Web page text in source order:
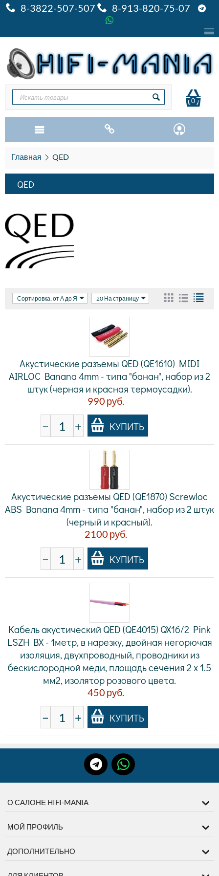
8-3822-507-507 8-913-820-75-07
0
Главная QED
QED
Сортировка: от А до Я 20 На страницу
Акустические разъемы QED (QE1610) MIDI
AIRLOC Banana 4mm - типа "банан", набор из 2
штук (черная и красная термоусадки).
990 руб.
− + КУПИТЬ
Акустические разъемы QED (QE1870) Screwloc
ABS Banana 4mm - типа "банан", набор из 2 штук
(черный и красный).
2100 руб.
− + КУПИТЬ
Кабель акустический QED (QE4015) QX16/2 Pink
LSZH BX - 1метр, в нарезку, двойная негорючая
изоляция, двухпроводный, проводники из
бескислородной меди, площадь сечения 2 х 1.5
мм2, изолятор розового цвета.
450 руб.
− + КУПИТЬ
О САЛОНЕ HIFI-MANIA
МОЙ ПРОФИЛЬ
ДОПОЛНИТЕЛЬНО